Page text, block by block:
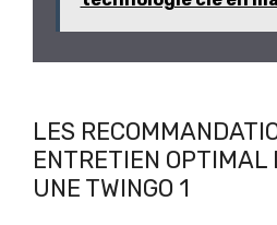
LES
ENTRETIEN OPTIMAL
UNE TWINGO 1